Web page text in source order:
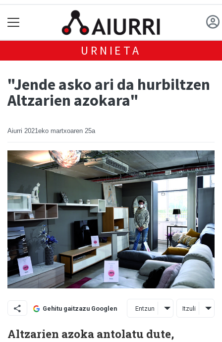
URNIETA
"Jende asko ari da hurbiltzen
Altzarien azokara"
Aiurri 2021eko martxoaren 25a
Gehitu gaitzazu Googlen Entzun Itzuli
Altzarien azoka antolatu dute,